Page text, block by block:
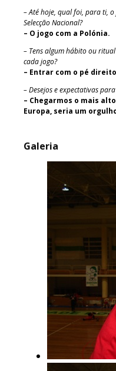
– Até hoje, qual foi, para ti,
Selecção Nacional?
– O jogo com a Polónia.
– Tens algum hábito ou
cada jogo?
– Entrar com o pé
– Desejos e expectativas
– Chegarmos o mais
Europa, seria um
Galeria